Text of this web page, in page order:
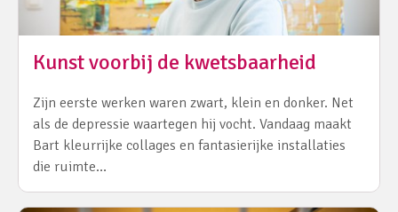
Kunst voorbij de kwetsbaarheid
Zijn eerste werken waren zwart, klein en donker. Net
als de depressie waartegen hij vocht. Vandaag maakt
Bart kleurrijke collages en fantasierijke installaties
die ruimte…